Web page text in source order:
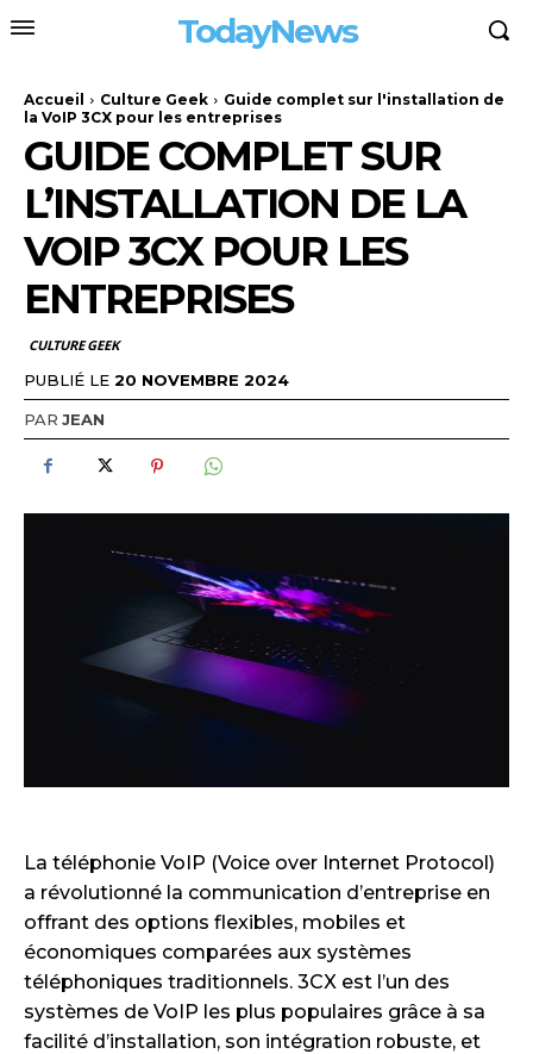
TodayNews
Accueil Culture Geek
Guide complet sur l'installation de
la VoIP 3CX pour les entreprises
GUIDE COMPLET SUR
L’INSTALLATION DE LA
VOIP 3CX POUR LES
ENTREPRISES
CULTURE GEEK
PUBLIÉ LE 20 NOVEMBRE 2024
PAR JEAN
La téléphonie VoIP (Voice over Internet Protocol)
a révolutionné la communication d’entreprise en
offrant des options flexibles, mobiles et
économiques comparées aux systèmes
téléphoniques traditionnels. 3CX est l’un des
systèmes de VoIP les plus populaires grâce à sa
facilité d’installation, son intégration robuste, et